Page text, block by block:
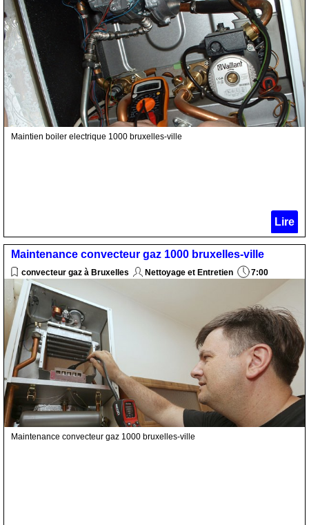
Maintien boiler electrique 1000 bruxelles-ville
Lire
Maintenance convecteur gaz 1000 bruxelles-ville
convecteur gaz à Bruxelles Nettoyage et Entretien 7:00
Maintenance convecteur gaz 1000 bruxelles-ville